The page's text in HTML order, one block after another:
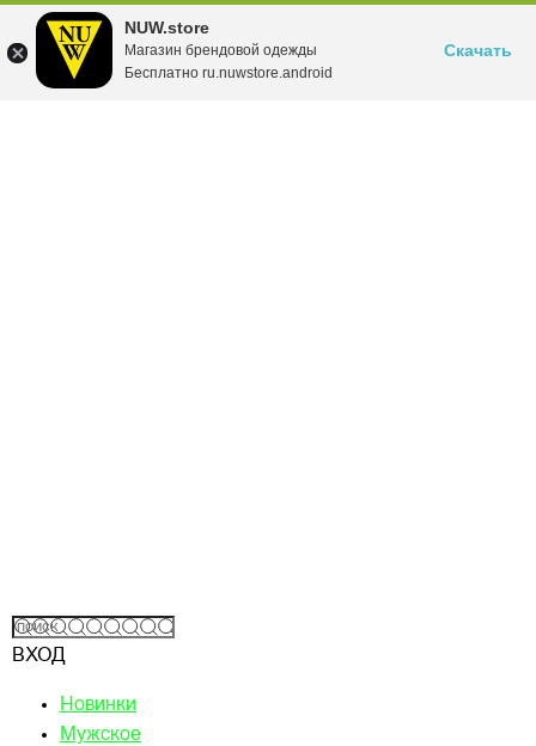
NUW.store
Магазин брендовой одежды
Бесплатно ru.nuwstore.android
Скачать
ВХОД
Новинки
Мужское